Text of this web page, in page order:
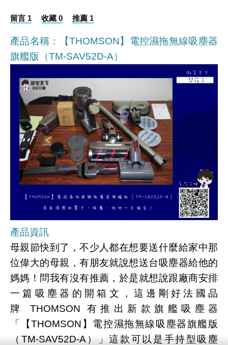
留言 1 收藏 0 推薦 1
產品名稱：【THOMSON】電控濕拖無線吸塵器
旗艦版（TM-SAV52D-A）
產品資訊
母親節快到了，不少人都在想要送什麼給家中那
位偉大的母親，有朋友就說想送台吸塵器給他的
媽媽！問我有沒有推薦，於是就想說跟廠商安排
一篇吸塵器的開箱文，這邊剛好法國品
牌 THOMSON 有推出新款旗艦吸塵器
「【THOMSON】電控濕拖無線吸塵器旗艦版
（TM-SAV52D-A）」這款可以是手持型吸塵